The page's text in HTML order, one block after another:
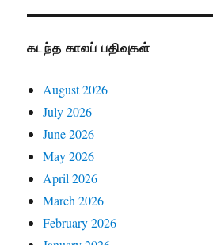
கடந்த காலப் பதிவுகள்
August 2026
July 2026
June 2026
May 2026
April 2026
March 2026
February 2026